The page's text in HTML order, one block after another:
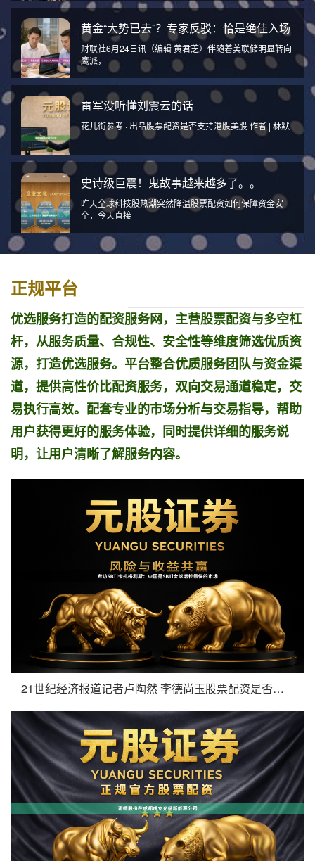
黄金“大势已去”？专家反驳：恰是绝佳入场
财联社6月24日讯（编辑 黄君芝）伴随着美联储明显转向
鹰派，
雷军没听懂刘震云的话
花儿街参考 · 出品股票配资是否支持港股美股 作者 | 林默
史诗级巨震！鬼故事越来越多了。。
昨天全球科技股热潮突然降温股票配资如何保障资金安
全，今天直接
正规平台
优选服务打造的配资服务网，主营股票配资与多空杠
杆，从服务质量、合规性、安全性等维度筛选优质资
源，打造优选服务。平台整合优质服务团队与资金渠
道，提供高性价比配资服务，双向交易通道稳定，交
易执行高效。配套专业的市场分析与交易指导，帮助
用户获得更好的服务体验，同时提供详细的服务说
明，让用户清晰了解服务内容。
21世纪经济报道记者卢陶然 李德尚玉股票配资是否存在强制平仓